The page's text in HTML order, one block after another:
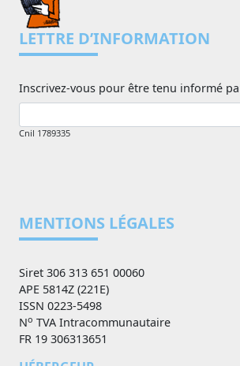
LETTRE D’INFORMATION
Inscrivez-vous pour être tenu informé
Cnil 1789335
MENTIONS LÉGALES
Siret 306 313 651 00060
APE 5814Z (221E)
ISSN 0223-5498
No TVA Intracommunautaire
FR 19 306313651